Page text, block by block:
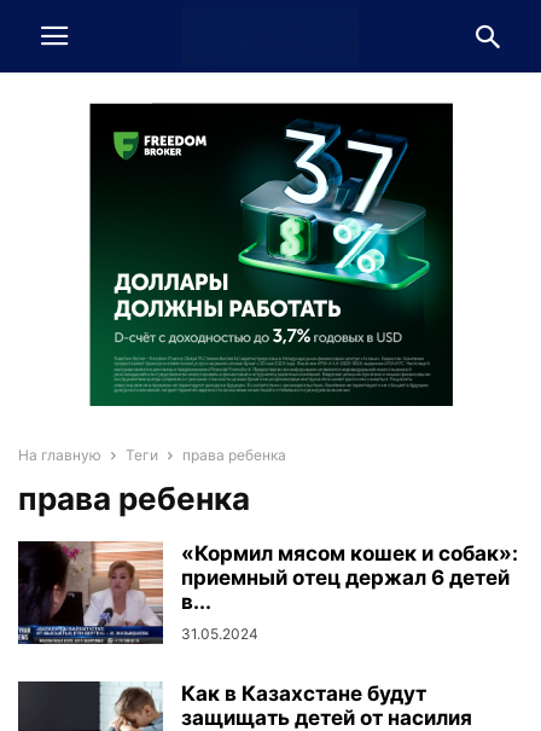
На главную Теги права ребенка
права ребенка
«Кормил мясом кошек и собак»:
приемный отец держал 6 детей
в...
31.05.2024
Как в Казахстане будут
защищать детей от насилия